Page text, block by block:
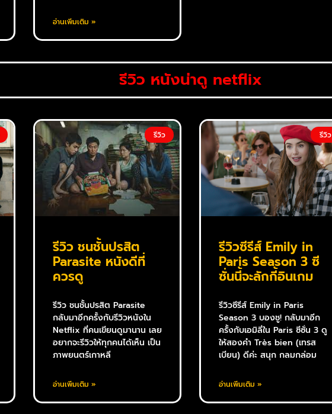
อ่านเพิ่มเติม »
รีวิว หนังน่าดู netflix
รีวิว
รีวิว ชนชั้นปรสิต
Parasite หนังดีที่
ควรดู
รีวิว ชนชั้นปรสิต Parasite
กลับมาอีกครั้งกับรีวิวหนังใน
Netflix ที่คนเขียนดูมานาน เลย
อยากจะรีวิวให้ทุกคนได้เห็น เป็น
ภาพยนตร์เกาหลี
อ่านเพิ่มเติม »
รีวิว
รีวิวซีรีส์ Emily in
Paris Season 3 ซี
ซั่นนี้จะลักกี้อินเกม
รีวิวซีรีส์ Emily in Paris
Season 3 บองชู! กลับมาอีก
ครั้งกับเอมิลี่ใน Paris ซีซั่น 3 ดู
ให้สองคำ Très bien (เทรส
เบียน) ดีค่ะ สนุก กลมกล่อม
อ่านเพิ่มเติม »